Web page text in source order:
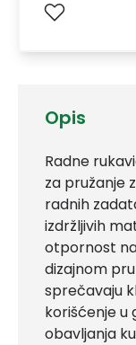
Opis
Radne
za pružanje
radnih
izdržljivih
otpornost
dizajnom
sprečavaju
korišćenje u
obavljanja